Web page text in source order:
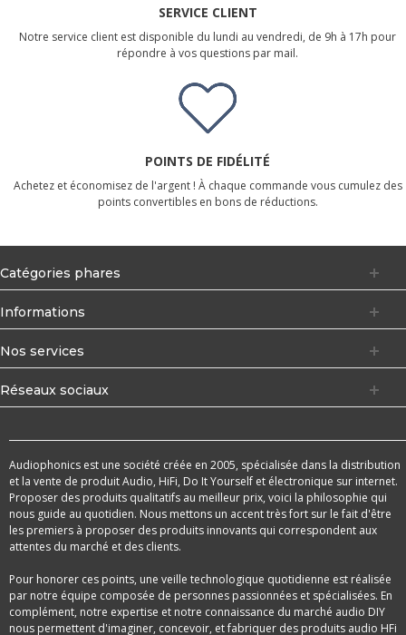
SERVICE CLIENT
Notre service client est disponible du lundi au vendredi, de 9h à 17h pour
répondre à vos questions par mail.
POINTS DE FIDÉLITÉ
Achetez et économisez de l'argent ! À chaque commande vous cumulez des
points convertibles en bons de réductions.
Catégories phares
Informations
Nos services
Réseaux sociaux
Audiophonics est une société créée en 2005, spécialisée dans la distribution
et la vente de produit Audio, HiFi, Do It Yourself et électronique sur internet.
Proposer des produits qualitatifs au meilleur prix, voici la philosophie qui
nous guide au quotidien. Nous mettons un accent très fort sur le fait d'être
les premiers à proposer des produits innovants qui correspondent aux
attentes du marché et des clients.
Pour honorer ces points, une veille technologique quotidienne est réalisée
par notre équipe composée de personnes passionnées et spécialisées. En
complément, notre expertise et notre connaissance du marché audio DIY
nous permettent d'imaginer, concevoir, et fabriquer des produits audio HFi